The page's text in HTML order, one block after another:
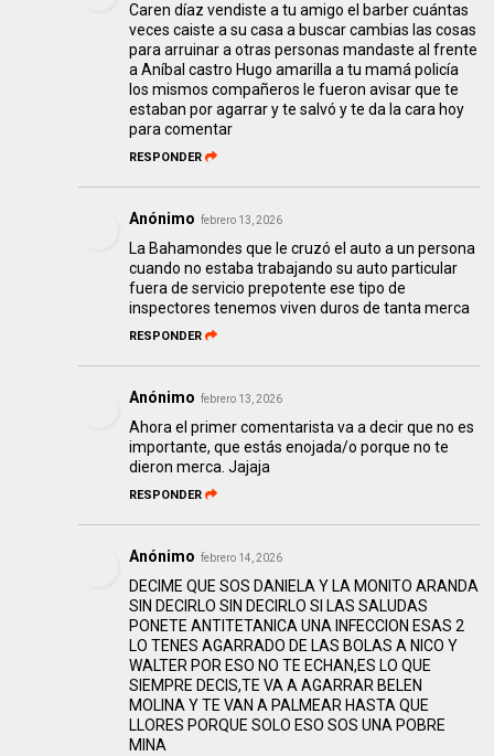
Caren díaz vendiste a tu amigo el barber cuántas
veces caiste a su casa a buscar cambias las cosas
para arruinar a otras personas mandaste al frente
a Aníbal castro Hugo amarilla a tu mamá policía
los mismos compañeros le fueron avisar que te
estaban por agarrar y te salvó y te da la cara hoy
para comentar
RESPONDER
Anónimo febrero 13, 2026
La Bahamondes que le cruzó el auto a un persona
cuando no estaba trabajando su auto particular
fuera de servicio prepotente ese tipo de
inspectores tenemos viven duros de tanta merca
RESPONDER
Anónimo febrero 13, 2026
Ahora el primer comentarista va a decir que no es
importante, que estás enojada/o porque no te
dieron merca. Jajaja
RESPONDER
Anónimo febrero 14, 2026
DECIME QUE SOS DANIELA Y LA MONITO ARANDA
SIN DECIRLO SIN DECIRLO SI LAS SALUDAS
PONETE ANTITETANICA UNA INFECCION ESAS 2
LO TENES AGARRADO DE LAS BOLAS A NICO Y
WALTER POR ESO NO TE ECHAN,ES LO QUE
SIEMPRE DECIS,TE VA A AGARRAR BELEN
MOLINA Y TE VAN A PALMEAR HASTA QUE
LLORES PORQUE SOLO ESO SOS UNA POBRE
MINA